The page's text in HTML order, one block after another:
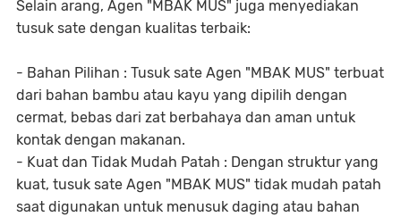
Selain arang, Agen "MBAK MUS" juga menyediakan
tusuk sate dengan kualitas terbaik:
- Bahan Pilihan : Tusuk sate Agen "MBAK MUS" terbuat
dari bahan bambu atau kayu yang dipilih dengan
cermat, bebas dari zat berbahaya dan aman untuk
kontak dengan makanan.
- Kuat dan Tidak Mudah Patah : Dengan struktur yang
kuat, tusuk sate Agen "MBAK MUS" tidak mudah patah
saat digunakan untuk menusuk daging atau bahan